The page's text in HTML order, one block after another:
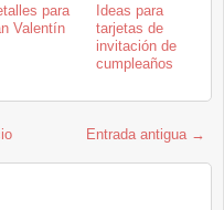
para
Valentín
Ideas para
tarjetas de
invitación de
cumpleaños
Entrada antigua →